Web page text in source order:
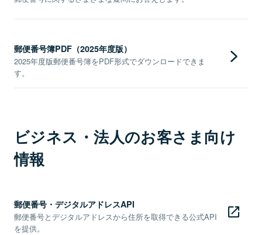
郵便番号簿PDF（2025年度版）
2025年度版郵便番号簿をPDF形式でダウンロードできま
す。
ビジネス・法人のお客さま向け
情報
郵便番号・デジタルアドレスAPI
郵便番号とデジタルアドレスから住所を取得できる公式API
を提供。